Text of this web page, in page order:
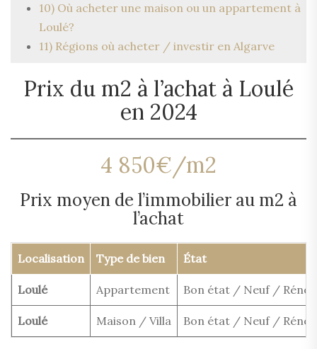
10) Où acheter une maison ou un appartement à
Loulé?
11) Régions où acheter / investir en Algarve
Prix du m2 à l’achat à Loulé
en 2024
4 850€/m2
Prix moyen de l’immobilier au m2 à
l’achat
Localisation Type de bien État
Loulé Appartement Bon état / Neuf /
Loulé Maison / Villa Bon état / Neuf /